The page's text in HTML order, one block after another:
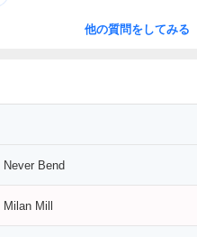
他の質問をしてみる
Never Bend
Milan Mill